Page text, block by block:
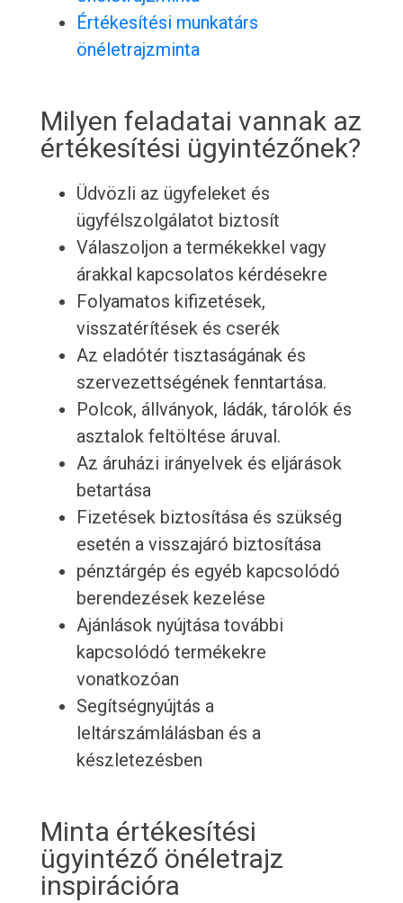
Értékesítési munkatárs
önéletrajzminta
Milyen feladatai vannak az
értékesítési ügyintézőnek?
Üdvözli az ügyfeleket és
ügyfélszolgálatot biztosít
Válaszoljon a termékekkel vagy
árakkal kapcsolatos kérdésekre
Folyamatos kifizetések,
visszatérítések és cserék
Az eladótér tisztaságának és
szervezettségének fenntartása.
Polcok, állványok, ládák, tárolók és
asztalok feltöltése áruval.
Az áruházi irányelvek és eljárások
betartása
Fizetések biztosítása és szükség
esetén a visszajáró biztosítása
pénztárgép és egyéb kapcsolódó
berendezések kezelése
Ajánlások nyújtása további
kapcsolódó termékekre
vonatkozóan
Segítségnyújtás a
leltárszámlálásban és a
készletezésben
Minta értékesítési
ügyintéző önéletrajz
inspirációra